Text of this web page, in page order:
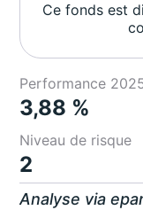
Ce fonds est
Performance
3,88 %
Niveau de risque
2
Analyse via